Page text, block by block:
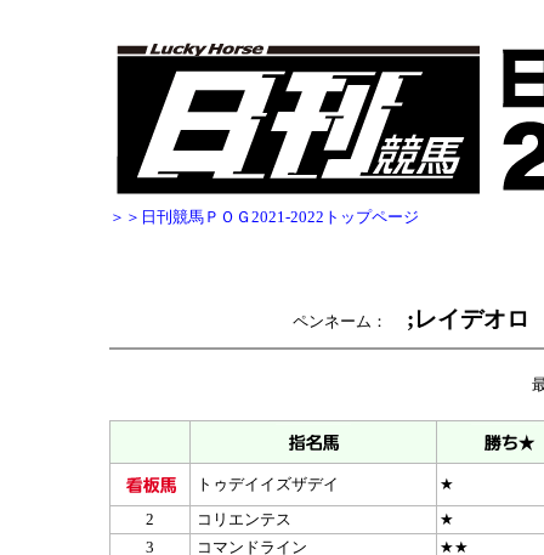
＞＞日刊競馬ＰＯＧ2021-2022トップページ
ペンネーム： ;レイデオロ
トゥデイイズザデイ
★
2
コリエンテス
★
3
コマンドライン
★★